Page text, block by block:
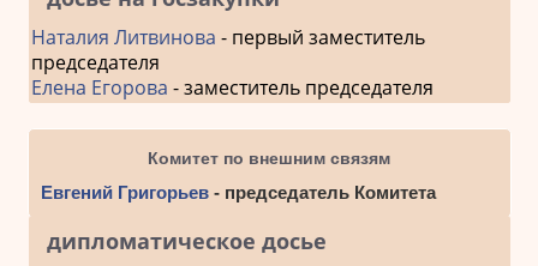
Наталия Литвинова - первый заместитель
председателя
Елена Егорова - заместитель председателя
Комитет по внешним связям
Евгений Григорьев- председатель Комитета
дипломатическое досье